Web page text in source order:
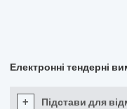
Електронні тендерні
+ Підстави для